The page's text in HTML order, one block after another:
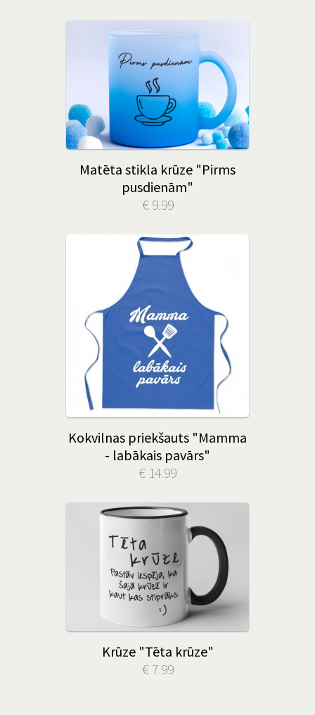
Matēta stikla krūze "Pirms
pusdienām"
€ 9.99
Kokvilnas priekšauts "Mamma
- labākais pavārs"
€ 14.99
Krūze "Tēta krūze"
€ 7.99